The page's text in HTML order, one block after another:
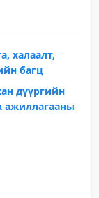
халаалт,
багц
дүүргийн
ажиллагааны